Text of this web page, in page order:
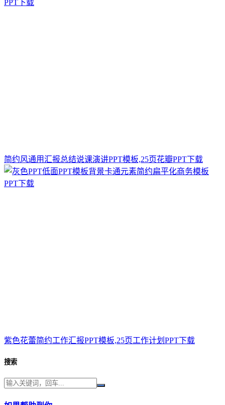
简约风通用汇报总结说课演讲PPT模板,25页花瓣PPT下载
紫色花蕾简约工作汇报PPT模板,25页工作计划PPT下载
搜索